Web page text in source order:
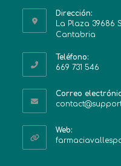
Dirección:
La Plaza 39686
Cantabria
Teléfono:
669 731 546
Correo
Web: